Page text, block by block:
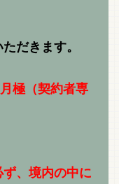
だきます。
極（契約者専
、境内の中に